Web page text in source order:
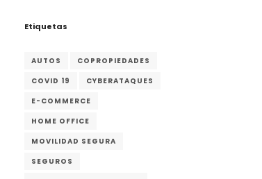
Etiquetas
AUTOS
COPROPIEDADES
COVID 19
CYBERATAQUES
E-COMMERCE
HOME OFFICE
MOVILIDAD SEGURA
SEGUROS